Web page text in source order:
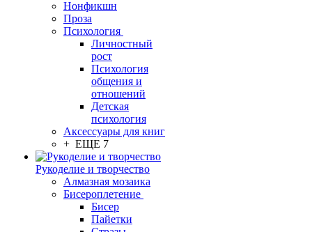
Нонфикшн
Проза
Психология
Личностный
рост
Психология
общения и
отношений
Детская
психология
Аксессуары для книг
+ ЕЩЕ 7
Рукоделие и творчество
Алмазная мозаика
Бисероплетение
Бисер
Пайетки